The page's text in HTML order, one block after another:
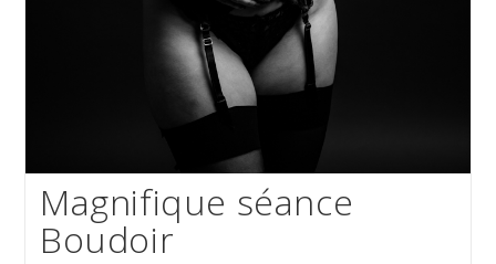
Magnifique séance
Boudoir